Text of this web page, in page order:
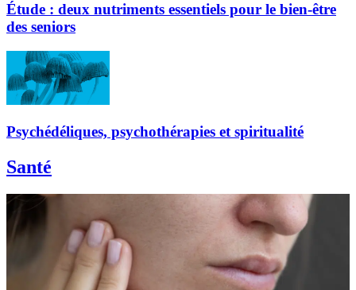
Étude : deux nutriments essentiels pour le bien-être
des seniors
Psychédéliques, psychothérapies et spiritualité
Santé